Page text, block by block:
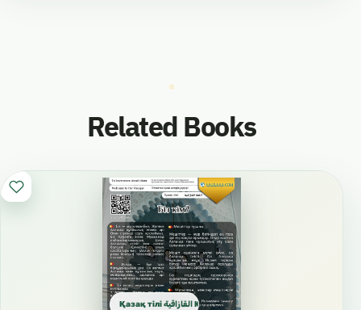
Related Books
Қазақ тілі القازاقية Kazakh